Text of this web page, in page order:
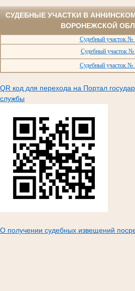
СУДЕБНЫЕ УЧАСТКИ В
ВОРОНЕЖСКОЙ
Судебный участок №
Судебный участок №
Судебный участок №
QR код для перехода на Портал
службы
О получении судебных извещений